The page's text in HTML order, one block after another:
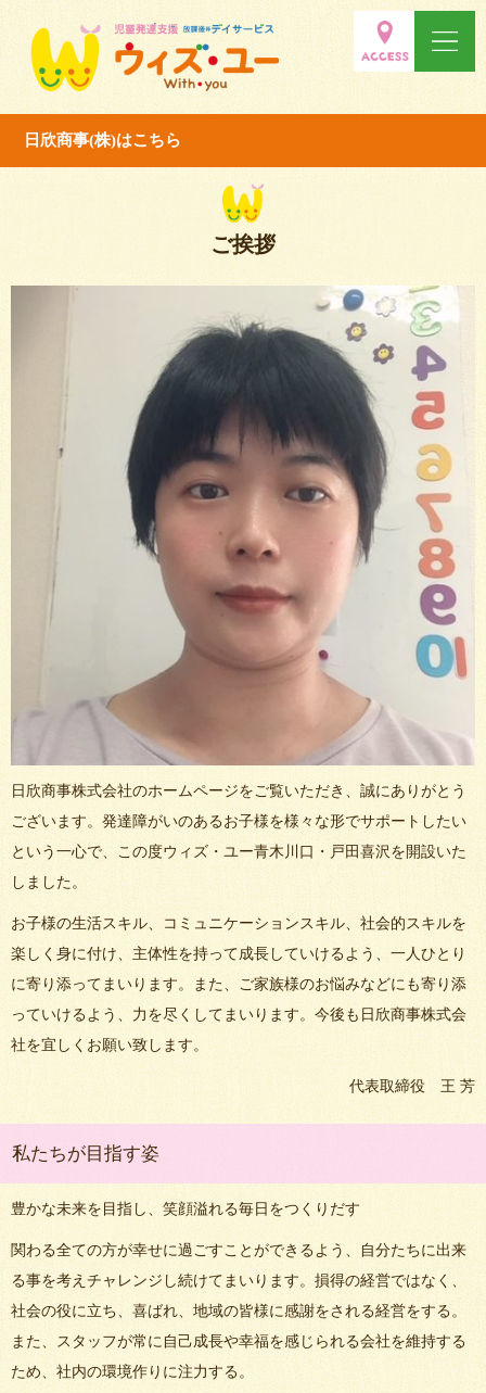
日欣商事(株)はこちら
ご挨拶
日欣商事株式会社のホームページをご覧いただき、誠にありがとう
ございます。発達障がいのあるお子様を様々な形でサポートしたい
という一心で、この度ウィズ・ユー青木川口・戸田喜沢を開設いた
しました。
お子様の生活スキル、コミュニケーションスキル、社会的スキルを
楽しく身に付け、主体性を持って成長していけるよう、一人ひとり
に寄り添ってまいります。また、ご家族様のお悩みなどにも寄り添
っていけるよう、力を尽くしてまいります。今後も日欣商事株式会
社を宜しくお願い致します。
代表取締役 王 芳
私たちが目指す姿
豊かな未来を目指し、笑顔溢れる毎日をつくりだす
関わる全ての方が幸せに過ごすことができるよう、自分たちに出来
る事を考えチャレンジし続けてまいります。損得の経営ではなく、
社会の役に立ち、喜ばれ、地域の皆様に感謝をされる経営をする。
また、スタッフが常に自己成長や幸福を感じられる会社を維持する
ため、社内の環境作りに注力する。